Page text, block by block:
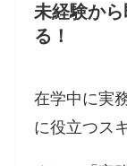
未経験か
る！
在学中に実
に役立つス